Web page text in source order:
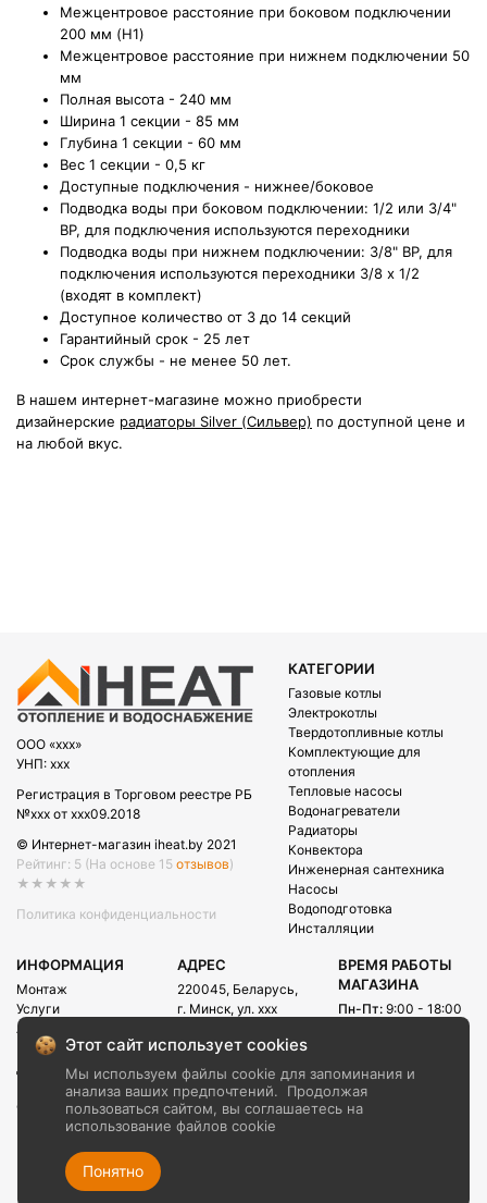
Межцентровое расстояние при боковом подключении
200 мм (H1)
Межцентровое расстояние при нижнем подключении 50
мм
Полная высота - 240 мм
Ширина 1 секции - 85 мм
Глубина 1 секции - 60 мм
Вес 1 секции - 0,5 кг
Доступные подключения - нижнее/боковое
Подводка воды при боковом подключении: 1/2 или 3/4"
ВР, для подключения используются переходники
Подводка воды при нижнем подключении: 3/8" ВР, для
подключения используются переходники 3/8 х 1/2
(входят в комплект)
Доступное количество от 3 до 14 секций
Гарантийный срок - 25 лет
Срок службы - не менее 50 лет.
В нашем интернет-магазине можно приобрести
дизайнерские радиаторы Silver (Сильвер) по доступной цене и
на любой вкус.
OOO «xxx»
УНП: xxx
Регистрация в Торговом реестре РБ
№xxx от xxx09.2018
© Интернет-магазин iheat.by 2021
Рейтинг: 5 (На основе 15 отзывов)
★★★★★
Политика конфиденциальности
КАТЕГОРИИ
Газовые котлы
Электрокотлы
Твердотопливные котлы
Комплектующие для
отопления
Тепловые насосы
Водонагреватели
Радиаторы
Конвектора
Инженерная сантехника
Насосы
Водоподготовка
Инсталляции
ИНФОРМАЦИЯ
Монтаж
Услуги
Акции
Рассрочка
Доставка и оплата
О компании
Контакты
АДРЕС
220045, Беларусь,
г. Минск, ул. xxx
E-mail:
info@iheat.by
ВРЕМЯ РАБОТЫ
МАГАЗИНА
Пн-Пт: 9:00 - 18:00
CALL-ЦЕНТРА
Сб-Вс:
Этот сайт использует cookies
Мы используем файлы cookie для запоминания и
анализа ваших предпочтений.
Продолжая
пользоваться сайтом, вы соглашаетесь на
использование файлов cookie
Понятно